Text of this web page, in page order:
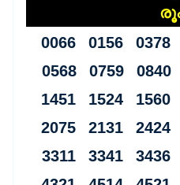
0066 0156
0568 0759
1451 1524
2075 2131
3311 3341